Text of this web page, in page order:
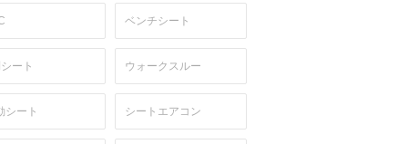
ベンチシート
ート ウォークスルー
シート シートエアコン